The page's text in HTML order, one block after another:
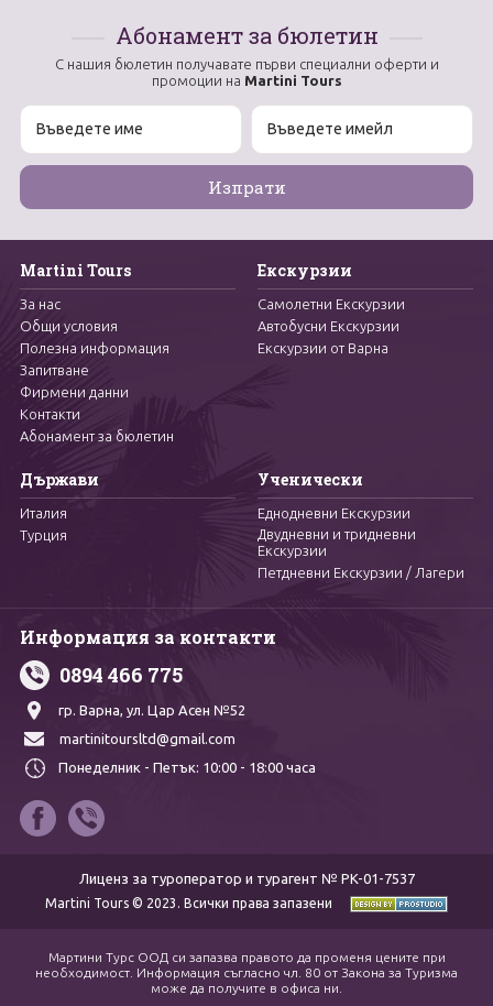
Абонамент за бюлетин
С нашия бюлетин получавате първи специални оферти и
промоции на Martini Tours
Martini Tours
За нас
Общи условия
Полезна информация
Запитване
Фирмени данни
Контакти
Абонамент за бюлетин
Екскурзии
Самолетни Екскурзии
Автобусни Екскурзии
Екскурзии от Варна
Държави
Италия
Турция
Ученически
Еднодневни Екскурзии
Двудневни и тридневни
Екскурзии
Петдневни Екскурзии / Лагери
Информация за контакти
0894 466 775
гр. Варна, ул. Цар Асен №52
martinitoursltd@gmail.com
Понеделник - Петък: 10:00 - 18:00 часа
Лиценз за туроператор и турагент № PK-01-7537
Martini Tours © 2023. Всички права запазени
Мартини Турс ООД си запазва правото да променя цените при
необходимост. Информация съгласно чл. 80 от Закона за Туризма
може да получите в офиса ни.